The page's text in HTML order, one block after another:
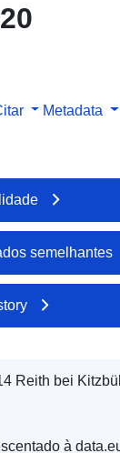
Metadata
semelhantes
Reith bei
à